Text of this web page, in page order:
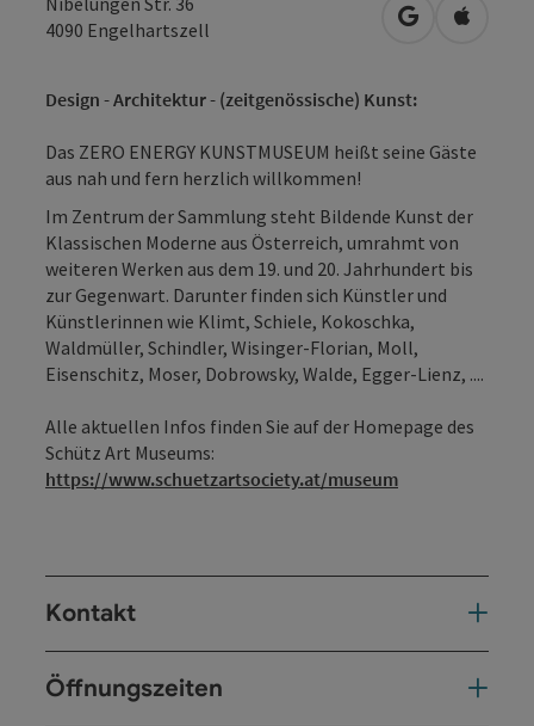
4090 Engelhartszell in Google
in
Design - Architektur - (zeitgenössische) Kunst:
Das ZERO ENERGY KUNSTMUSEUM heißt seine Gäste
aus nah und fern herzlich willkommen!
Im Zentrum der Sammlung steht Bildende Kunst der
Klassischen Moderne aus Österreich, umrahmt von
weiteren Werken aus dem 19. und 20. Jahrhundert bis
zur Gegenwart. Darunter finden sich Künstler und
Künstlerinnen wie Klimt, Schiele, Kokoschka,
Waldmüller, Schindler, Wisinger-Florian, Moll,
Eisenschitz, Moser, Dobrowsky, Walde, Egger-Lienz, ....
Alle aktuellen Infos finden Sie auf der Homepage des
Schütz Art Museums:
https://www.schuetzartsociety.at/museum
Kontakt
Öffnungszeiten